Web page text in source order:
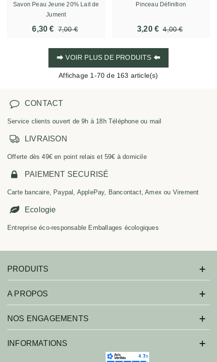
Savon Peau Jeune 20% Lait de
Jument
6,30 € 7,00 €
Pinceau Définition
3,20 € 4,00 €
⮕ VOIR PLUS DE PRODUITS ⬅
Affichage 1 -70 de 163 article(s)
CONTACT
Service clients ouvert de 9h à 18h Téléphone ou mail
LIVRAISON
Offerte dès 49€ en point relais et 59€ à domicile
PAIEMENT SECURISÉ
Carte bancaire, Paypal, ApplePay, Bancontact, Amex ou Virement
Ecologie
Entreprise éco-responsable Emballages écologiques
PRODUITS
A PROPOS
NOS ENGAGEMENTS
INFORMATIONS